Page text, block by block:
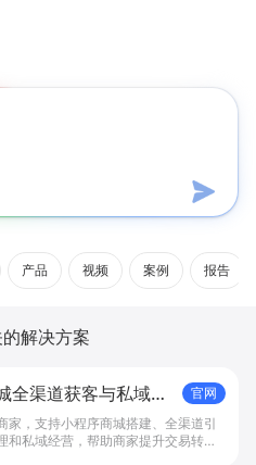
产品 视频 案例 报告
解决方案
全渠道获客与私域复
官网
家，支持小程序商城搭建、全渠道引
私域经营，帮助商家提升交易转化